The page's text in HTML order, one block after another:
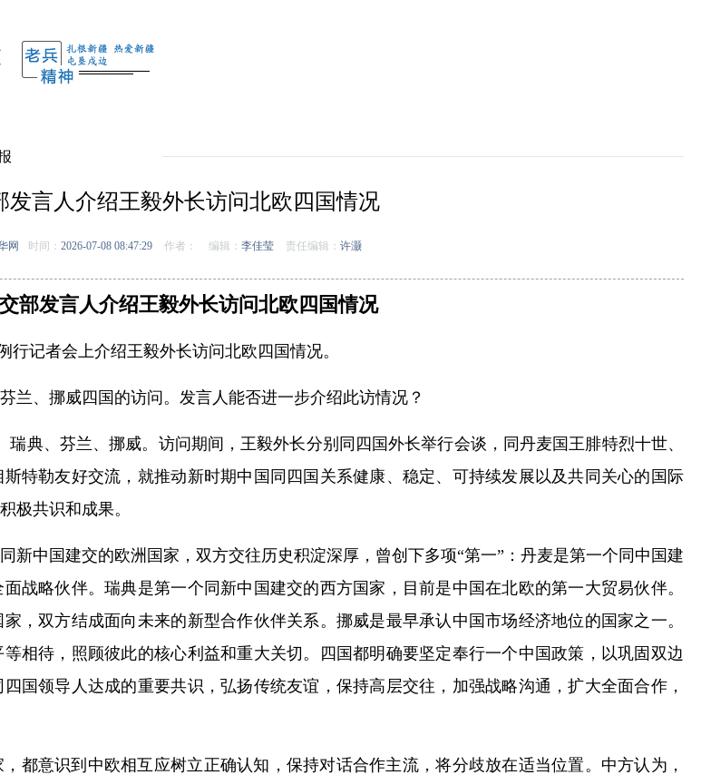
发言人介绍王毅外长访问北欧四国情况
网 时间： 2026-07-08 08:47:29 作者： 编辑： 李佳莹 责任编辑： 许灏
部发言人介绍王毅外长访问北欧四国情况
记者会上介绍王毅外长访问北欧四国情况。
兰、挪威四国的访问。发言人能否进一步介绍此访情况？
典、芬兰、挪威。访问期间，王毅外长分别同四国外长举行会谈，同丹麦国王腓特烈十世、
特勒友好交流，就推动新时期中国同四国关系健康、稳定、可持续发展以及共同关心的国际
极共识和成果。
新中国建交的欧洲国家，双方交往历史积淀深厚，曾创下多项“第一”：丹麦是第一个同中国建
战略伙伴。瑞典是第一个同新中国建交的西方国家，目前是中国在北欧的第一大贸易伙伴。
，双方结成面向未来的新型合作伙伴关系。挪威是最早承认中国市场经济地位的国家之一。
相待，照顾彼此的核心利益和重大关切。四国都明确要坚定奉行一个中国政策，以巩固双边
国领导人达成的重要共识，弘扬传统友谊，保持高层交往，加强战略沟通，扩大全面合作，
都意识到中欧相互应树立正确认知，保持对话合作主流，将分歧放在适当位置。中方认为，